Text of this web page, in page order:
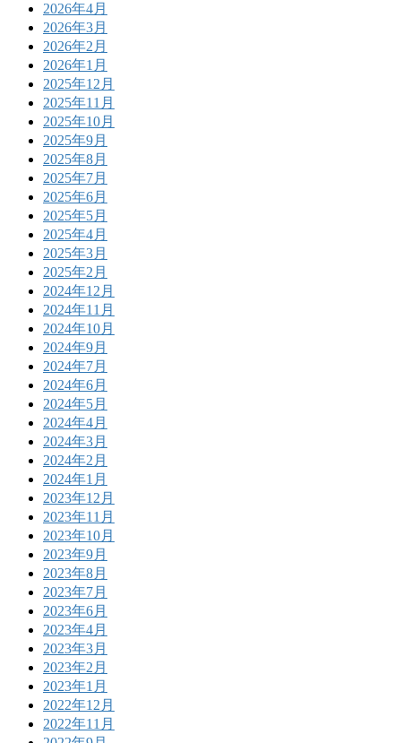
2026年4月
2026年3月
2026年2月
2026年1月
2025年12月
2025年11月
2025年10月
2025年9月
2025年8月
2025年7月
2025年6月
2025年5月
2025年4月
2025年3月
2025年2月
2024年12月
2024年11月
2024年10月
2024年9月
2024年7月
2024年6月
2024年5月
2024年4月
2024年3月
2024年2月
2024年1月
2023年12月
2023年11月
2023年10月
2023年9月
2023年8月
2023年7月
2023年6月
2023年4月
2023年3月
2023年2月
2023年1月
2022年12月
2022年11月